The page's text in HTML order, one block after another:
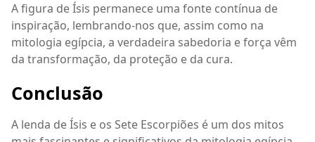
A figura de Ísis permanece uma fonte contínua de
inspiração, lembrando-nos que, assim como na
mitologia egípcia, a verdadeira sabedoria e força vêm
da transformação, da proteção e da cura.
Conclusão
A lenda de Ísis e os Sete Escorpiões é um dos mitos